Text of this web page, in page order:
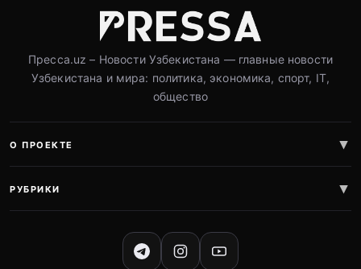
Пресса.uz – Новости Узбекистана — главные новости
Узбекистана и мира: политика, экономика, спорт, IT,
общество
О ПРОЕКТЕ
РУБРИКИ